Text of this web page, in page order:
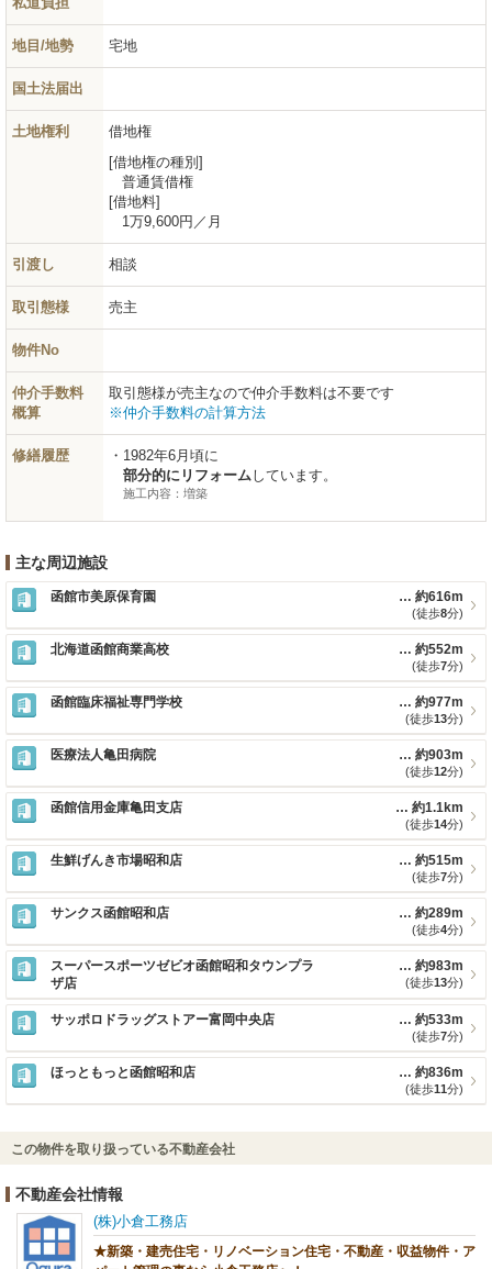
地目/地勢 宅地
国土法届出
土地権利
借地権
借地権の種別
普通賃借権
借地料
1万9,600円 ／月
引渡し 相談
取引態様 売主
物件No
仲介手数料
概算
取引態様が売主なので仲介手数料は不要です
※仲介手数料の計算方法
修繕履歴
1982年6月頃に
部分的にリフォームしています。
施工内容：増築
主な周辺施設
函館市美原保育園 約616m
(徒歩8分)
北海道函館商業高校 約552m
(徒歩7分)
函館臨床福祉専門学校 約977m
(徒歩13分)
医療法人亀田病院 約903m
(徒歩12分)
函館信用金庫亀田支店 約1.1km
(徒歩14分)
生鮮げんき市場昭和店 約515m
(徒歩7分)
サンクス函館昭和店 約289m
(徒歩4分)
スーパースポーツゼビオ函館昭和タウンプラ
ザ店
約983m
(徒歩13分)
サッポロドラッグストアー富岡中央店 約533m
(徒歩7分)
ほっともっと函館昭和店 約836m
(徒歩11分)
この物件を取り扱っている不動産会社
不動産会社情報
(株)小倉工務店
★新築・建売住宅・リノベーション住宅・不動産・収益物件・ア